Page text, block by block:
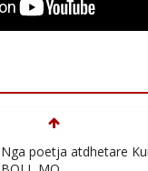
Nga poetja atdhetare